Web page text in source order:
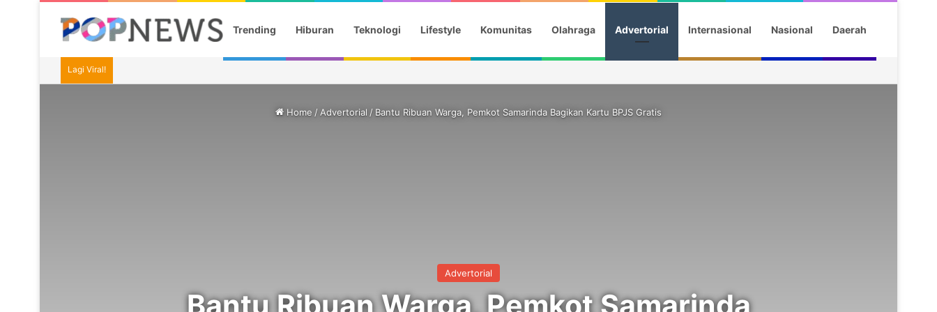
Trending Hiburan Teknologi Lifestyle Komunitas Olahraga Advertorial Internasional Nasional Daerah
Lagi Viral!
Home / Advertorial / Bantu Ribuan Warga, Pemkot Samarinda Bagikan Kartu BPJS Gratis
Advertorial
Bantu Ribuan Warga, Pemkot Samarinda